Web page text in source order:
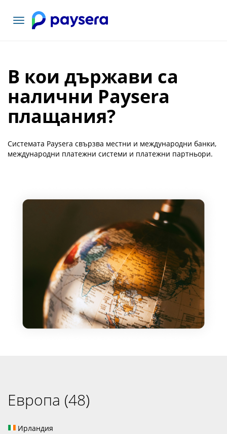
Включване
В кои държави са
налични Paysera
плащания?
Системата Paysera свързва местни и международни банки,
международни платежни системи и платежни партньори.
Европа (48)
Ирландия